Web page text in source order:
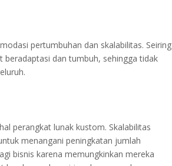
pertumbuhan dan skalabilitas. Seiring
beradaptasi dan tumbuh, sehingga tidak
perangkat lunak kustom. Skalabilitas
menangani peningkatan jumlah
bisnis karena memungkinkan mereka